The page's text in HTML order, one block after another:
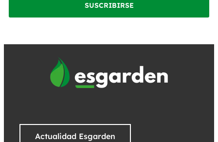
SUSCRIBIRSE
Actualidad Esgarden